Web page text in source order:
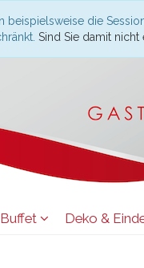
die
Sind Sie damit nicht
Deko &